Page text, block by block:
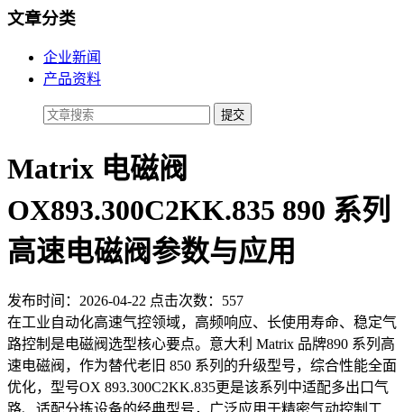
文章分类
企业新闻
产品资料
Matrix 电磁阀
OX893.300C2KK.835 890 系列
高速电磁阀参数与应用
发布时间：2026-04-22 点击次数：557
在工业自动化高速气控领域，高频响应、长使用寿命、稳定气
路控制是电磁阀选型核心要点。意大利 Matrix 品牌890 系列高
速电磁阀，作为替代老旧 850 系列的升级型号，综合性能全面
优化，型号OX 893.300C2KK.835更是该系列中适配多出口气